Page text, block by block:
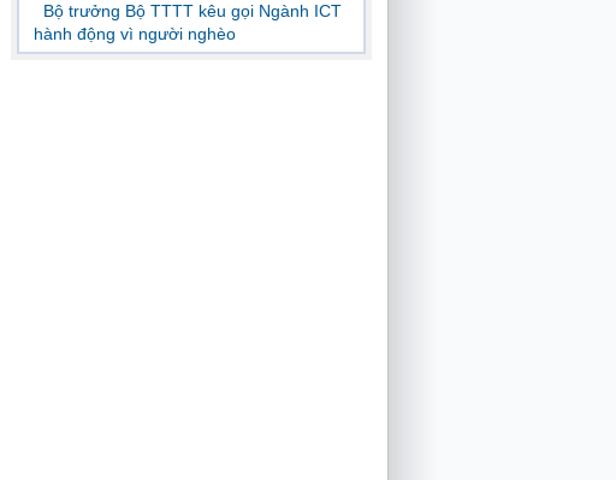
Bộ trưởng Bộ TTTT kêu gọi Ngành ICT
hành động vì người nghèo